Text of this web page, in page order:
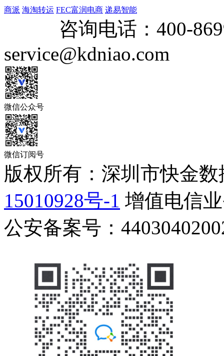
商派 海淘转运 FEC富润电商 递易智能
咨询电话： 400-
service@kdniao.com
微信公众号
微信订阅号
版权所有：深圳市快金
15010928号-1 增值电信
公安备案号：